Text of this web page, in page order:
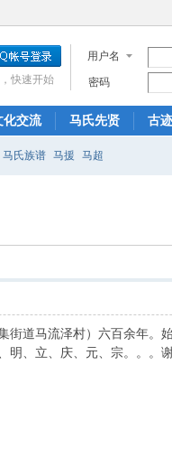
用户名
密码
快速开始
化交流 马氏先贤 古
马氏族谱 马援 马超
道马流泽村）六百余年。
明、立、庆、元、宗。。。